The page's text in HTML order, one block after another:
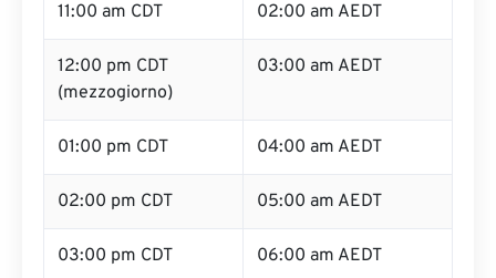
11:00 am CDT 02:00 am AEDT
12:00 pm CDT
(mezzogiorno)
03:00 am AEDT
01:00 pm CDT 04:00 am AEDT
02:00 pm CDT 05:00 am AEDT
03:00 pm CDT 06:00 am AEDT